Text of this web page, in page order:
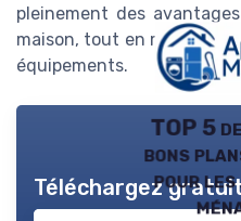
pleinement des
maison, tout en
équipements.
TOP 5
bons
pour les
Téléchargez